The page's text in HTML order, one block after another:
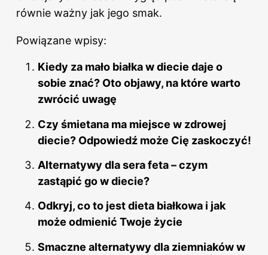
równie ważny jak jego smak.
Powiązane wpisy:
Kiedy za mało białka w diecie daje o
sobie znać? Oto objawy, na które warto
zwrócić uwagę
Czy śmietana ma miejsce w zdrowej
diecie? Odpowiedź może Cię zaskoczyć!
Alternatywy dla sera feta – czym
zastąpić go w diecie?
Odkryj, co to jest dieta białkowa i jak
może odmienić Twoje życie
Smaczne alternatywy dla ziemniaków w